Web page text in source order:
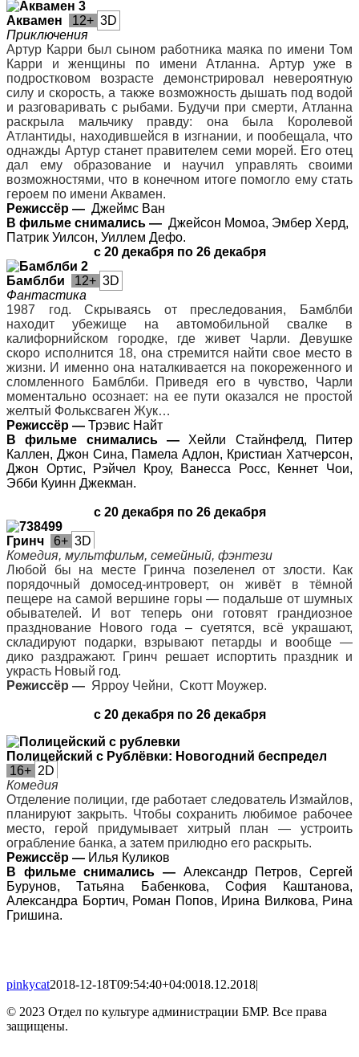
Аквамен 12+ 3D
Приключения
Артур Карри был сыном работника маяка по имени Том
Карри и женщины по имени Атланна. Артур уже в
подростковом возрасте демонстрировал невероятную
силу и скорость, а также возможность дышать под водой
и разговаривать с рыбами. Будучи при смерти, Атланна
раскрыла мальчику правду: она была Королевой
Атлантиды, находившейся в изгнании, и пообещала, что
однажды Артур станет правителем семи морей. Его отец
дал ему образование и научил управлять своими
возможностями, что в конечном итоге помогло ему стать
героем по имени Аквамен.
Режиссёр — Джеймс Ван
В фильме снимались — Джейсон Момоа, Эмбер Херд,
Патрик Уилсон, Уиллем Дефо.
с 20 декабря по 26 декабря
Бамблби 12+ 3D
Фантастика
1987 год. Скрываясь от преследования, Бамблби
находит убежище на автомобильной свалке в
калифорнийском городке, где живет Чарли. Девушке
скоро исполнится 18, она стремится найти свое место в
жизни. И именно она наталкивается на покореженного и
сломленного Бамблби. Приведя его в чувство, Чарли
моментально осознает: на ее пути оказался не простой
желтый Фольксваген Жук…
Режиссёр — Трэвис Найт
В фильме снимались —Хейли Стайнфелд, Питер
Каллен, Джон Сина, Памела Адлон, Кристиан Хатчерсон,
Джон Ортис, Рэйчел Кроу, Ванесса Росс, Кеннет Чои,
Эбби Куинн Джекман.
с 20 декабря по 26 декабря
Гринч 6+ 3D
Комедия, мультфильм, семейный, фэнтези
Любой бы на месте Гринча позеленел от злости. Как
порядочный домосед-интроверт, он живёт в тёмной
пещере на самой вершине горы — подальше от шумных
обывателей. И вот теперь они готовят грандиозное
празднование Нового года – суетятся, всё украшают,
складируют подарки, взрывают петарды и вообще —
дико раздражают. Гринч решает испортить праздник и
украсть Новый год.
Режиссёр — Ярроу Чейни, Скотт Моужер.
с 20 декабря по 26 декабря
Полицейский с Рублёвки: Новогодний беспредел
16+ 2D
Комедия
Отделение полиции, где работает следователь Измайлов,
планируют закрыть. Чтобы сохранить любимое рабочее
место, герой придумывает хитрый план — устроить
ограбление банка, а затем прилюдно его раскрыть.
Режиссёр — Илья Куликов
В фильме снимались — Александр Петров, Сергей
Бурунов, Татьяна Бабенкова, София Каштанова,
Александра Бортич, Роман Попов, Ирина Вилкова, Рина
Гришина.
pinkycat2018-12-18T09:54:40+04:0018.12.2018|
© 2023 Отдел по культуре администрации БМР. Все права
защищены.